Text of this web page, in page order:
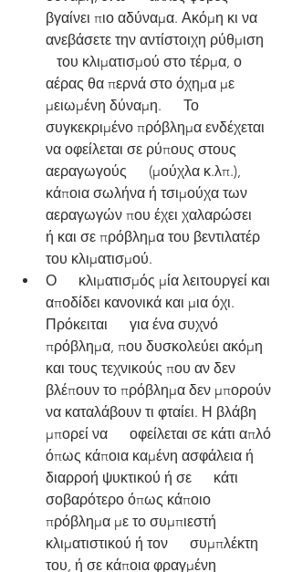
βγαίνει πιο αδύναμα. Ακόμη κι να
ανεβάσετε την αντίστοιχη ρύθμιση
   του κλιματισμού στο τέρμα, ο
αέρας θα περνά στο όχημα με
μειωμένη δύναμη.      Το
συγκεκριμένο πρόβλημα ενδέχεται
να οφείλεται σε ρύπους στους
αεραγωγούς      (μούχλα κ.λπ.),
κάποια σωλήνα ή τσιμούχα των
αεραγωγών που έχει χαλαρώσει
ή και σε πρόβλημα του βεντιλατέρ
του κλιματισμού.
Ο      κλιματισμός μία λειτουργεί και
αποδίδει κανονικά και μια όχι.
Πρόκειται      για ένα συχνό
πρόβλημα, που δυσκολεύει ακόμη
και τους τεχνικούς που αν δεν
βλέπουν το πρόβλημα δεν μπορούν
να καταλάβουν τι φταίει. Η βλάβη
μπορεί να      οφείλεται σε κάτι απλό
όπως κάποια καμένη ασφάλεια ή
διαρροή ψυκτικού ή σε      κάτι
σοβαρότερο όπως κάποιο
πρόβλημα με το συμπιεστή
κλιματιστικού ή τον      συμπλέκτη
του, ή σε κάποια φραγμένη